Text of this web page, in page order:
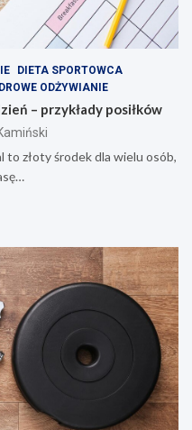
DIETA SPORTOWCA
ODŻYWIANIE
– przykłady posiłków
to złoty środek dla wielu osób,